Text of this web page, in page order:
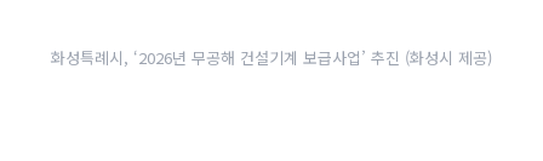
화성특례시, ‘2026년 무공해 건설기계 보급사업’ 추진 (화성시 제공)